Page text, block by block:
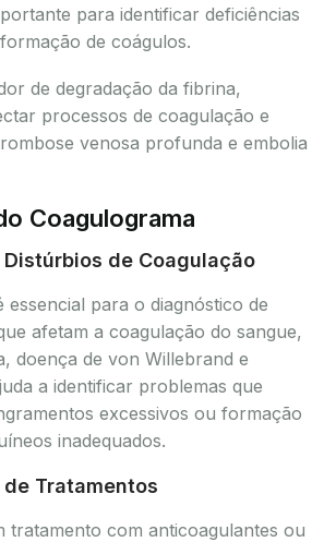
para identificar deficiências
de coágulos.
de degradação da fibrina,
processos de coagulação e
venosa profunda e embolia
Coagulograma
de Coagulação
essencial para o diagnóstico de
afetam a coagulação do sangue,
doença de von Willebrand e
a identificar problemas que
excessivos ou formação
inadequados.
Tratamentos
tratamento com anticoagulantes ou